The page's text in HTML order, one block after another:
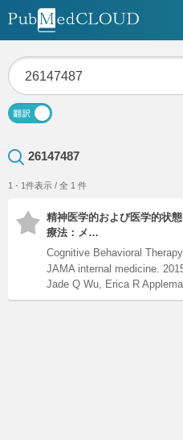
26147487
1 - 1件表示 / 全 1 件
精神医学的および医学的状
療法：メ…